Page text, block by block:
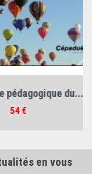
du...
en vous